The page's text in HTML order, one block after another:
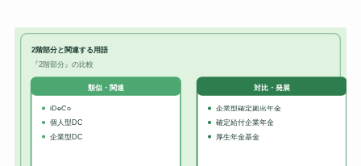
2階部分と関連する用語
『2階部分』の比較
類似・関連
iDeCo
個人型DC
企業型DC
対比・発展
企業型確定拠出年金
確定給付企業年金
厚生年金基金